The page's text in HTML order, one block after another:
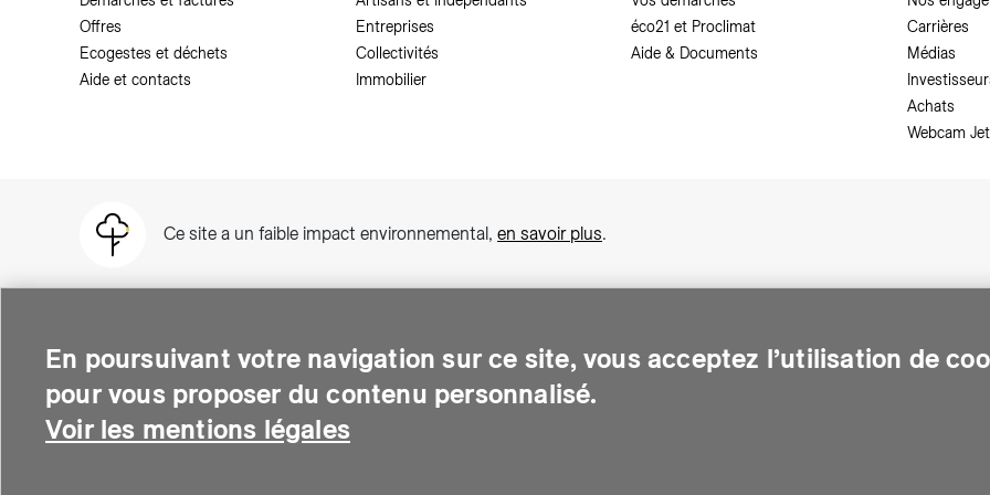
En poursuivant votre navigation sur ce site, vous acceptez l’utilisation de
pour vous proposer du contenu personnalisé.
Voir les mentions légales
Offres
Ecogestes et déchets
Aide et contacts
Entreprises
Collectivités
Immobilier
éco21 et Proclimat
Aide & Documents
Carrières
Médias
Achats
Webcam
Ce site a un faible impact environnemental, en savoir plus.
SIG est une entreprise suisse au service de plus de 500 000 personnes sur le canton de Genève. Chaque jour, elle leur assure des
thermique et soutient le développement des quartiers intelligents pour Genève. Elle traite les eaux usées, valorise les déchets et
environnementale.© Copyright SIG 2026
Mentions légales